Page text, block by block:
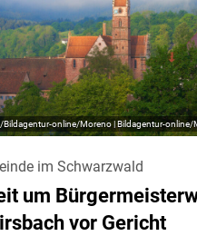
Bildagentur-online/Moreno | Bildagentur-online/
im Schwarzwald
um
vor Gericht